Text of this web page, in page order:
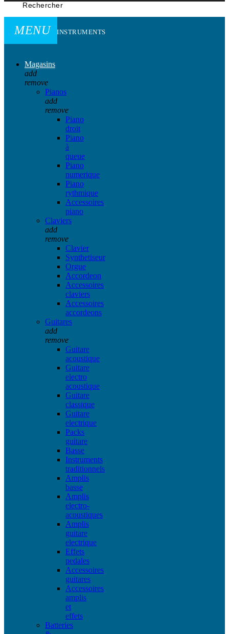
Rechercher
MENU INSTRUMENTS
Magasins
add
remove
Pianos
add
remove
Piano
droit
Piano
à
queue
Piano
numerique
Piano
rythmique
Accessoires
piano
Claviers
add
remove
Clavier
Synthetiseur
Orgue
Accordeon
Accessoires
claviers
Accessoires
accordeons
Guitares
add
remove
Guitare
acoustique
Guitare
electro
acoustique
Guitare
classique
Guitare
electrique
Packs
guitare
Basse
Instruments
traditionnels
Amplis
basse
Amplis
electro-
acoustiques
Amplis
guitare
electrique
Effets
pedales
Accessoires
guitares
Accessoires
amplis
et
effets
Batteries